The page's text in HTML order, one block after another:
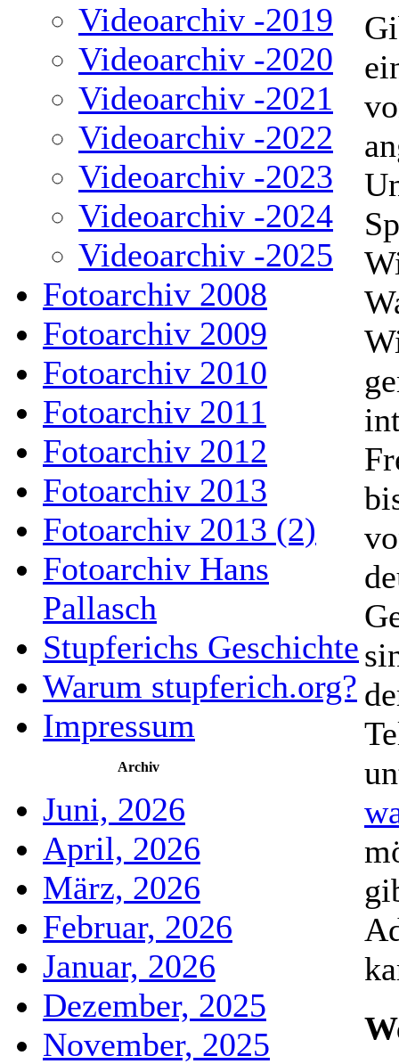
Videoarchiv -2019
Videoarchiv -2020
Videoarchiv -2021
Videoarchiv -2022
Videoarchiv -2023
Videoarchiv -2024
Videoarchiv -2025
Fotoarchiv 2008
Fotoarchiv 2009
Fotoarchiv 2010
Fotoarchiv 2011
Fotoarchiv 2012
Fotoarchiv 2013
Fotoarchiv 2013 (2)
Fotoarchiv Hans
Pallasch
Stupferichs Geschichte
Warum stupferich.org?
Impressum
Archiv
Juni, 2026
April, 2026
März, 2026
Februar, 2026
Januar, 2026
Dezember, 2025
November, 2025